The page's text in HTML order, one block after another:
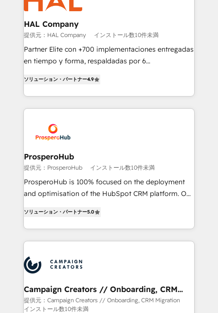
and manufacturers since 2002, we are committed to
empowering our clients and developing their
autonomy. Get to grips with HubSpot through
guided implementation and seamless integration of
the CRM platform into your digital ecosystem. Would
marketing strategy? We'll provide support tailored
to your needs and sales objectives. With 125+
Accreditations. Based in Canada (coast to coast), our
services are offered in both English & French.
HAL Company
提供元：HAL Company インストール数10件未満
Partner Elite con +700 implementaciones entregadas
en tiempo y forma, respaldadas por 6
Certified Trainers avalados por HubSpot Academy.
Acompañamos a las empresas en cada etapa de su
crecimiento integrando estrategia, tecnología y
reales. Nos caracterizamos por combinar excelencia
técnica con una mirada estratégica a largo plazo.
ソリューション・パートナー4.9
ProsperoHub
提供元：ProsperoHub インストール数10件未満
ProsperoHub is 100% focused on the deployment
and optimisation of the HubSpot CRM platform. Our
ensure that you achieve maximum adoption and
ROI from your HubSpot investment. Use our
extensive HubSpot, sales, marketing, service and
HubSpot journey, design and implement your
processes and skilfully bring your revenue
infrastructure to life. Our collaborative approach
keeps you in control whilst we plan and support the
route to your revenue goals. We have successfully
ソリューション・パートナー5.0
Campaign Creators // Onboarding, CRM
Migration
提供元：Campaign Creators // Onboarding, CRM Migration
インストール数10件未満